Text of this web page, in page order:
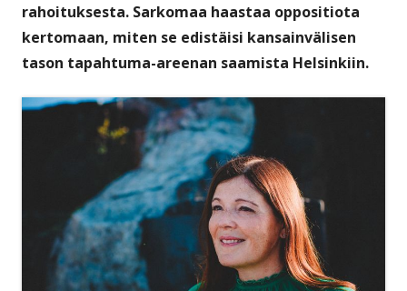
rahoituksesta. Sarkomaa haastaa oppositiota
kertomaan, miten se edistäisi kansainvälisen
tason tapahtuma-areenan saamista Helsinkiin.